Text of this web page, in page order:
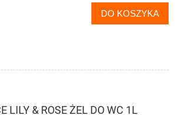
DO KOSZYKA
LILY & ROSE ŻEL DO WC 1L